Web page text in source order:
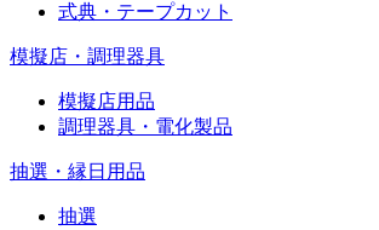
式典・テープカット
模擬店・調理器具
模擬店用品
調理器具・電化製品
抽選・縁日用品
抽選